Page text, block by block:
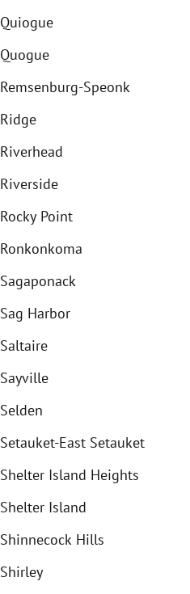
Quiogue
Quogue
Remsenburg-Speonk
Ridge
Riverhead
Riverside
Rocky Point
Ronkonkoma
Sagaponack
Sag Harbor
Saltaire
Sayville
Selden
Setauket-East Setauket
Shelter Island Heights
Shelter Island
Shinnecock Hills
Shirley